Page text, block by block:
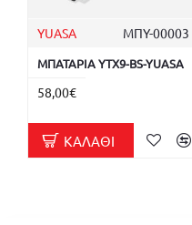
YUASA ΜΠΥ-00003
ΜΠΑΤΑΡΙΑ YTX9-BS-YUASA
58,00€
ΚΑΛΆΘΙ